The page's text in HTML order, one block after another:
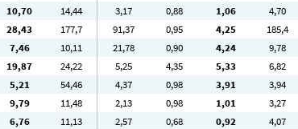
10,70 14,44 3,17 0,88 1,06 4,70
28,43 177,7 91,37 0,95 4,25 185,4
7,46 10,11 21,78 0,90 4,24 9,78
19,87 24,22 5,25 4,35 5,33 6,82
5,21 54,46 4,37 0,98 3,91 3,94
9,79 11,48 2,13 0,98 1,01 3,27
6,76 11,13 2,57 0,68 0,92 4,07